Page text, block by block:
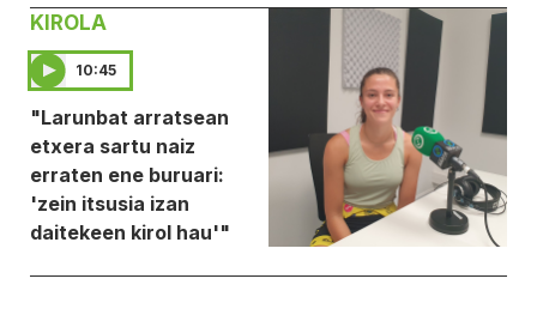
KIROLA
10:45
"Larunbat arratsean
etxera sartu naiz
erraten ene buruari:
'zein itsusia izan
daitekeen kirol hau'"